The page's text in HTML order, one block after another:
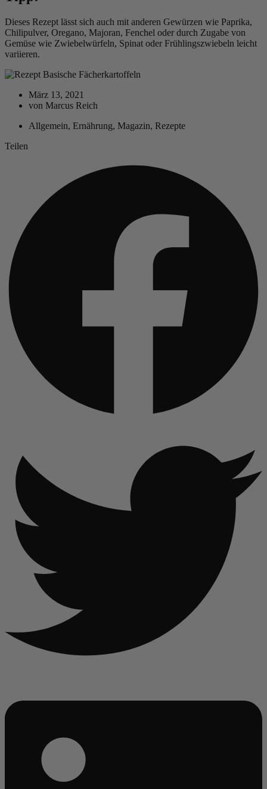
Dieses Rezept lässt sich auch mit anderen Gewürzen wie Paprika,
Chilipulver, Oregano, Majoran, Fenchel oder durch Zugabe von
Gemüse wie Zwiebelwürfeln, Spinat oder Frühlingszwiebeln leicht
variieren.
März 13, 2021
von Marcus Reich
Allgemein, Ernährung, Magazin, Rezepte
Teilen